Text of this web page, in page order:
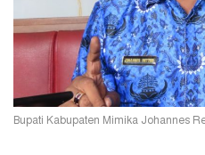
Bupati Kabupaten Mimika Johannes